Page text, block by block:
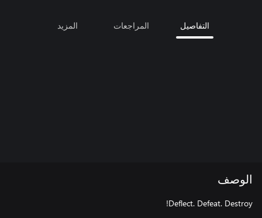
التفاصيل المراجعات المزيد
الوصف